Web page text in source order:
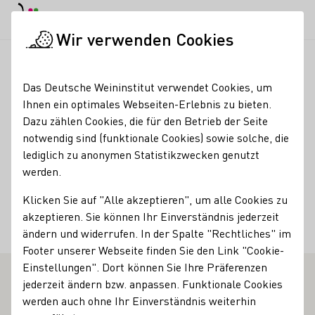
Meinertz- Vine
Fakten
Land
Dänemark
Ort
Hørsholm
WEINERZEUGER
Mehr erfahren
Wir verwenden Cookies
Das Deutsche Weininstitut verwendet Cookies, um
Ihnen ein optimales Webseiten-Erlebnis zu bieten.
Dazu zählen Cookies, die für den Betrieb der Seite
notwendig sind (funktionale Cookies) sowie solche, die
lediglich zu anonymen Statistikzwecken genutzt
werden.
Klicken Sie auf "Alle akzeptieren", um alle Cookies zu
akzeptieren. Sie können Ihr Einverständnis jederzeit
ändern und widerrufen. In der Spalte "Rechtliches" im
Footer unserer Webseite finden Sie den Link "Cookie-
Einstellungen". Dort können Sie Ihre Präferenzen
jederzeit ändern bzw. anpassen. Funktionale Cookies
werden auch ohne Ihr Einverständnis weiterhin